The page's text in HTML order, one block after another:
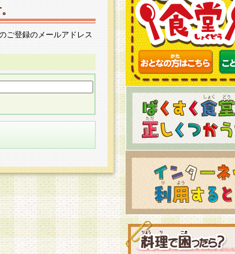
ご登録のメールアドレス